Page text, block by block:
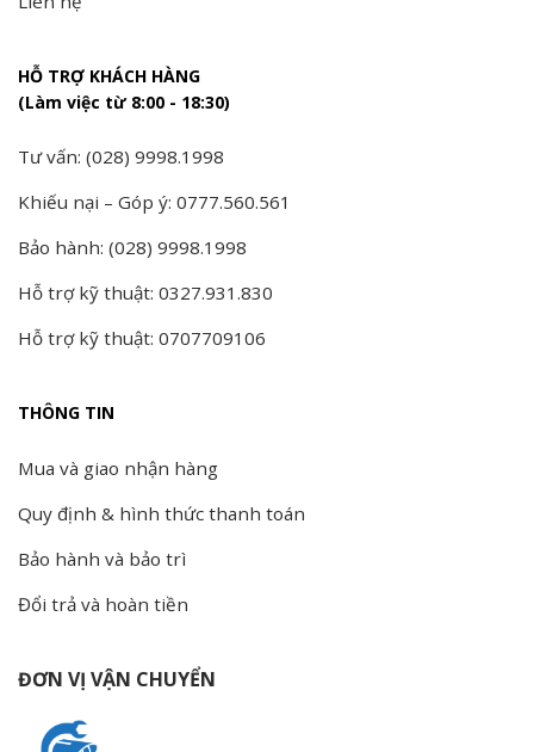
HỖ TRỢ KHÁCH HÀNG
(Làm việc từ 8:00 - 18:30)
Tư vấn: (028) 9998.1998
Khiếu nại – Góp ý: 0777.560.561
Bảo hành: (028) 9998.1998
Hỗ trợ kỹ thuật: 0327.931.830
Hỗ trợ kỹ thuật: 0707709106
THÔNG TIN
Mua và giao nhận hàng
Quy định & hình thức thanh toán
Bảo hành và bảo trì
Đổi trả và hoàn tiền
ĐƠN VỊ VẬN CHUYỂN